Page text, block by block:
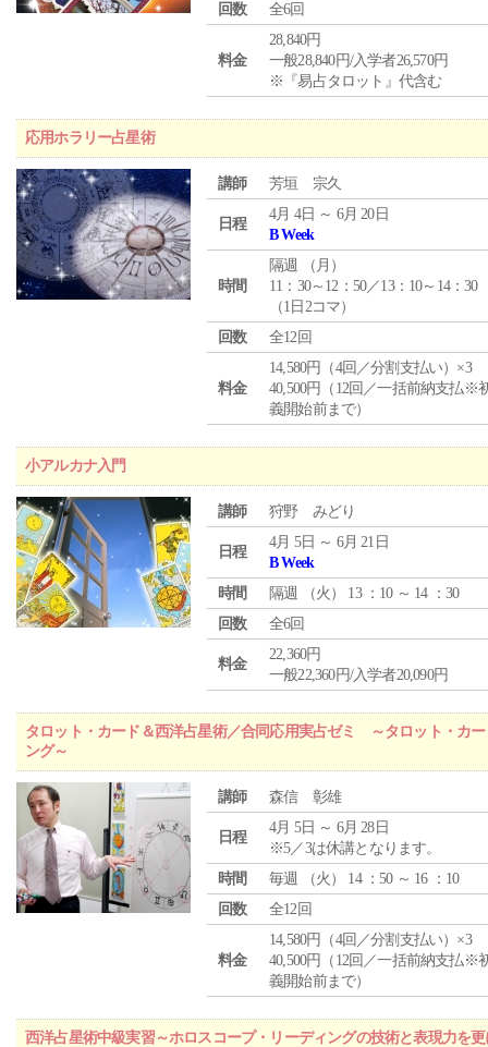
回数
全6回
料金
28,840円
一般28,840円/入学者26,570円
※『易占タロット』代含む
応用ホラリー占星術
講師 芳垣 宗久
日程
4月 4日 ～ 6月 20日
B Week
時間
隔週 （ 月 ）
11：30～12：50／13：10～14：30
（1日2コマ）
回数
全12回
料金
14,580円（4回／分割支払い）×3
40,500円（12回／一括前納支払※
義開始前まで）
小アルカナ入門
講師 狩野 みどり
日程
4月 5日 ～ 6月 21日
B Week
時間
隔週 （火 ） 13 ：10 ～ 14 ：30
回数
全6回
料金
22,360円
一般22,360円/入学者20,090円
タロット・カード＆西洋占星術／合同応用実占ゼミ ～タロット・カ
ング～
講師 森信 彰雄
日程
4月 5日 ～ 6月 28日
※5／3は休講となります。
時間
毎週 （火 ） 14 ：50 ～ 16 ：10
回数
全12回
料金
14,580円（4回／分割支払い）×3
40,500円（12回／一括前納支払※
義開始前まで）
西洋占星術中級実習～ホロスコープ・リーディングの技術と表現力を